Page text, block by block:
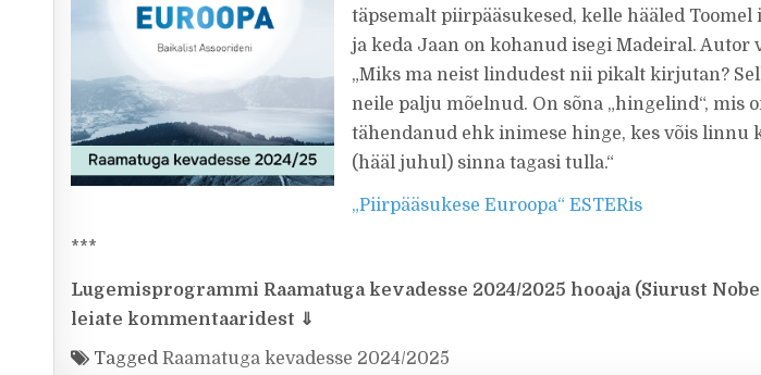
täpsemalt piirpääsukesed, kelle hääled
ja keda Jaan on kohanud isegi Madeiral. Autor
„Miks ma neist lindudest nii pikalt kirjutan?
neile palju mõelnud. On sõna „hingelind“, mis
tähendanud ehk inimese hinge, kes võis linnu
(hääl juhul) sinna tagasi tulla.“
„Piirpääsukese Euroopa“ ESTERis
***
Lugemisprogrammi Raamatuga kevadesse 2024/2025 hooaja (Siurust
leiate kommentaaridest ⇓
TaggedRaamatuga kevadesse 2024/2025